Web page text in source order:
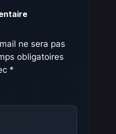
ne sera pas
obligatoires
*